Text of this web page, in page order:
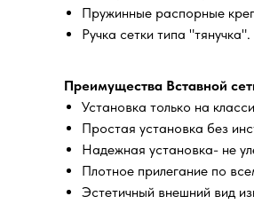
Пружинные распорные
Ручка сетки типа "тянучка".
Преимущества Вставной
Установка только на
Простая установка без
Надежная установка- не
Плотное прилегание по
Эстетичный внешний вид